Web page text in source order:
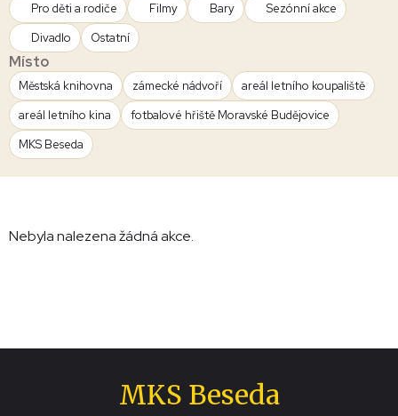
Pro děti a rodiče
Filmy Bary
Sezónní akce
Divadlo
Ostatní
Místo
Městská knihovna zámecké nádvoří
areál letního koupaliště
areál letního kina
fotbalové hřiště Moravské Budějovice
MKS Beseda
Nebyla nalezena žádná akce.
MKS Beseda